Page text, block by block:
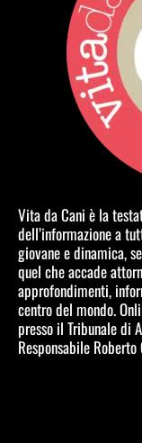
Vita da Cani è la
dell’informazione a
giovane e dinamica,
quel che accade
approfondimenti,
centro del mondo.
presso il Tribunale di
Responsabile